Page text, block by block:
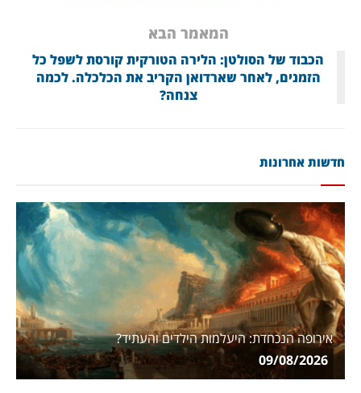
המאמר הבא
הכבוד של הסולטן: הלירה הטורקית קורסת לשפל כל
הזמנים, לאחר שארדואן הקריב את הכלכלה. לכמה
צנחה?
חדשות אחרונות
אירופה הנכחדת: היעלמות הילדים והעתיד?